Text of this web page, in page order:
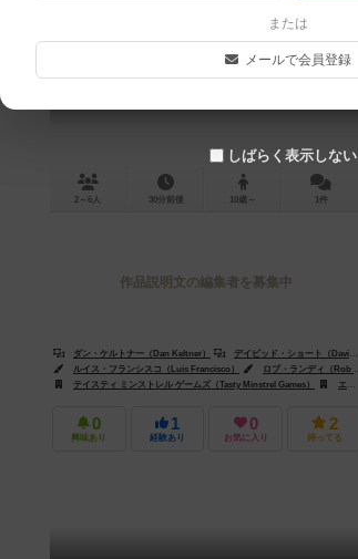
Bomb Squad
2～6人 30分前後 10歳～ 1件
作品説明文の編集者を募集中
ダン・ケルトナー（Dan Keltner）
デイビッド・ショート（David Short）
ルイス・フランシスコ（Luis Francisco）
ロブ・ランディ（Rob Lundy）
テイスティ ミンストレル ゲームズ（Tasty Minstrel Games）
エッジ エンターテインメント（Edge Entertainment）
0
興味あり
1
経験あり
0
お気に入り
2
持ってる
または
メールで会員登録
しばらく表示しない